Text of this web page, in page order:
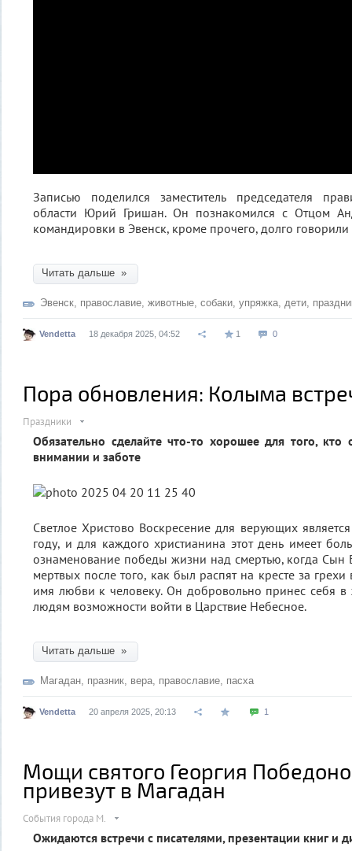
Записью поделился заместитель председателя
области Юрий Гришан. Он познакомился с Отцом
командировки в Эвенск, кроме прочего, долго
Читать дальше »
Эвенск православие животные собаки упряжка дети
Vendetta 18 декабря 2025, 04:52 1 0
Пора обновления: Колыма
Праздники
Обязательно сделайте что-то хорошее для того, кто
внимании и заботе
Светлое Христово Воскресение для верующих
году, и для каждого христианина этот день имеет
ознаменование победы жизни над смертью, когда Сын
мертвых после того, как был распят на кресте за грехи
имя любви к человеку. Он добровольно принес себя в
людям возможности войти в Царствие Небесное.
Читать дальше »
Магадан празник вера православие пасха
Vendetta 20 апреля 2025, 20:13 1
Мощи святого Георгия
привезут в Магадан
События города М.
Ожидаются встречи с писателями, презентации книг и